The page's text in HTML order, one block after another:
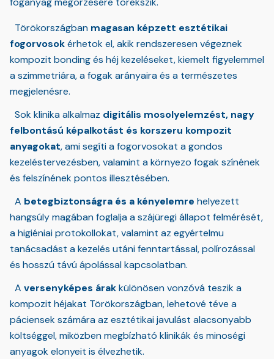
Törökországban magasan képzett esztétikai
fogorvosokérhetok el, akik rendszeresen végeznek
kompozit bonding és héj kezeléseket, kiemelt figyelemmel
a szimmetriára, a fogak arányaira és a természetes
megjelenésre.
Sok klinika alkalmaz digitális mosolyelemzést, nagy
felbontású képalkotást és korszeru kompozit
anyagokat, ami segíti a fogorvosokat a gondos
kezeléstervezésben, valamint a környezo fogak színének
és felszínének pontos illesztésében.
A betegbiztonságra és a kényelemre helyezett
hangsúly magában foglalja a szájüregi állapot felmérését,
a higiéniai protokollokat, valamint az egyértelmu
tanácsadást a kezelés utáni fenntartással, polírozással
és hosszú távú ápolással kapcsolatban.
A versenyképes árakkülönösen vonzóvá teszik a
kompozit héjakat Törökországban, lehetové téve a
páciensek számára az esztétikai javulást alacsonyabb
költséggel, miközben megbízható klinikák és minoségi
anyagok elonyeit is élvezhetik.